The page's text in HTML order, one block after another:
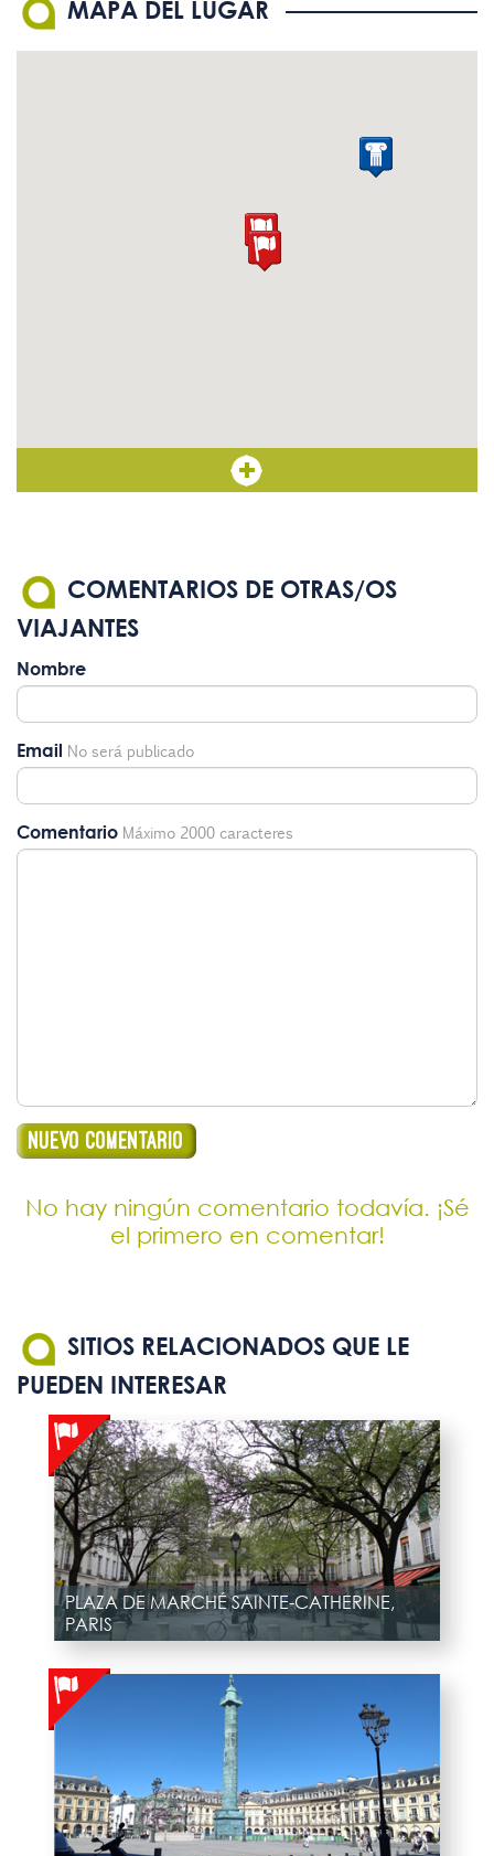
MAPA DEL LUGAR
COMENTARIOS DE OTRAS/OS
VIAJANTES
Nombre
Email No será publicado
Comentario Máximo 2000 caracteres
No hay ningún comentario todavía. ¡Sé
el primero en comentar!
SITIOS RELACIONADOS QUE LE
PUEDEN INTERESAR
PLAZA DE MARCHÉ SAINTE-CATHERINE,
PARIS